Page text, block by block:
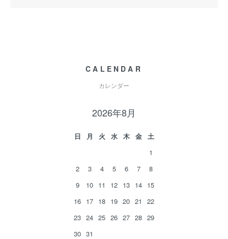
CALENDAR
カレンダー
2026年8月
日 月 火 水 木 金
土
1
2
3 4 5 6 7
8
9
10 11 12 13 14 15
16 17 18 19 20 21
22
23 24 25 26 27 28 29
30 31